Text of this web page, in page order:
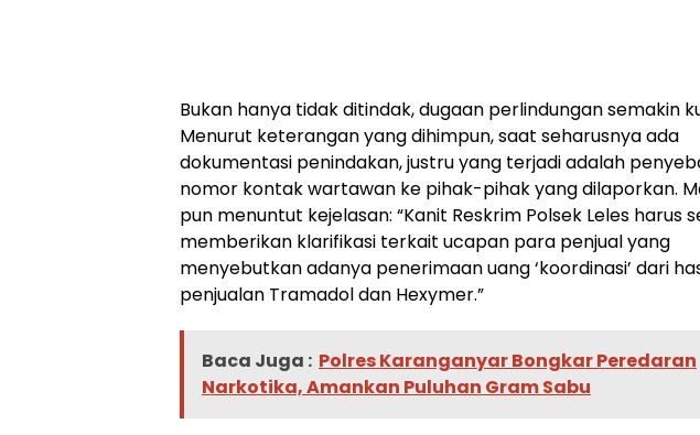
Bukan hanya tidak ditindak, dugaan perlindungan semakin
Menurut keterangan yang dihimpun, saat seharusnya ada
dokumentasi penindakan, justru yang terjadi adalah
nomor kontak wartawan ke pihak-pihak yang dilaporkan.
pun menuntut kejelasan: “Kanit Reskrim Polsek Leles harus
memberikan klarifikasi terkait ucapan para penjual yang
menyebutkan adanya penerimaan uang ‘koordinasi’ dari
penjualan Tramadol dan Hexymer.”
Baca Juga : Polres Karanganyar Bongkar Peredaran
Narkotika, Amankan Puluhan Gram Sabu